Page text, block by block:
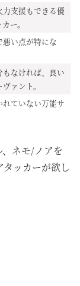
力支援もできる優
ー。
い点が特にな
なければ、良い
ァント。
れていない万能サ
ネモ/ノアを
ッカーが欲し